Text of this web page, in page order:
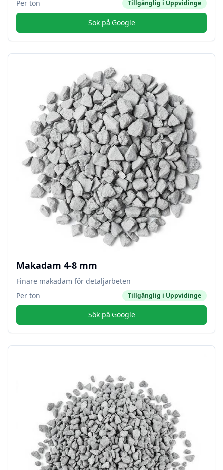
Per ton Tillgänglig i Uppvidinge
Sök på Google
Makadam 4-8 mm
Finare makadam för detaljarbeten
Per ton
Tillgänglig i Uppvidinge
Sök på Google